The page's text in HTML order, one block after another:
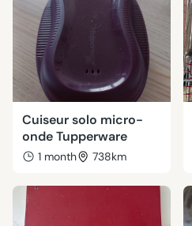
Cuiseur solo micro-
onde Tupperware
1 month 738km